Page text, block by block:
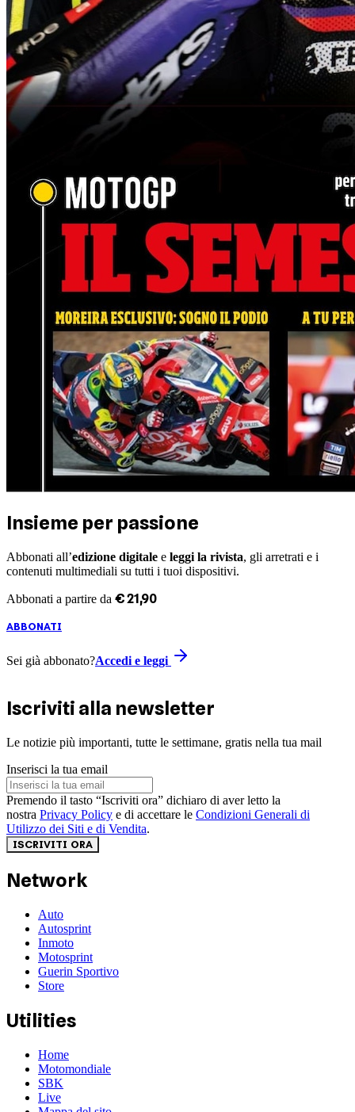
Insieme per passione
Abbonati all’edizione digitale e leggi la rivista, gli arretrati e i
contenuti multimediali su tutti i tuoi dispositivi.
Abbonati a partire da €21 ,90
ABBONATI
Sei già abbonato?Accedi e leggi
Iscriviti alla newsletter
Le notizie più importanti, tutte le settimane, gratis nella tua mail
Inserisci la tua email
Premendo il tasto “Iscriviti ora” dichiaro di aver letto la
nostra Privacy Policy e di accettare le Condizioni Generali di
Utilizzo dei Siti e di Vendita.
ISCRIVITI ORA
Network
Auto
Autosprint
Inmoto
Motosprint
Guerin Sportivo
Store
Utilities
Home
Motomondiale
SBK
Live